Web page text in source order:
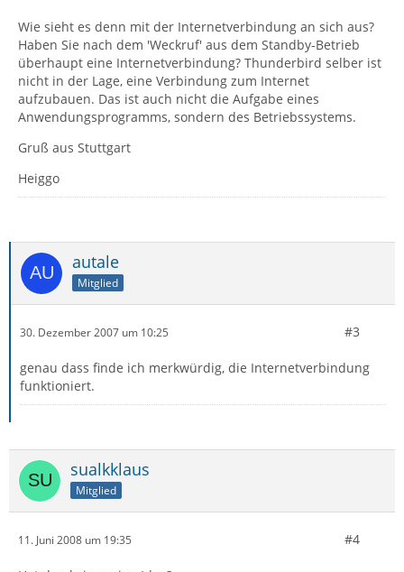
Wie sieht es denn mit der Internetverbindung an sich aus?
Haben Sie nach dem 'Weckruf' aus dem Standby-Betrieb
überhaupt eine Internetverbindung? Thunderbird selber ist
nicht in der Lage, eine Verbindung zum Internet
aufzubauen. Das ist auch nicht die Aufgabe eines
Anwendungsprogramms, sondern des Betriebssystems.
Gruß aus Stuttgart
Heiggo
autale
Mitglied
30. Dezember 2007 um 10:25 #3
genau dass finde ich merkwürdig, die Internetverbindung
funktioniert.
sualkklaus
Mitglied
11. Juni 2008 um 19:35 #4